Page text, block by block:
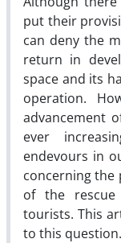
put their
can deny the
return in
space and its
operation.
advancement
ever
endevours in
concerning the
of the
tourists. This
to this question.